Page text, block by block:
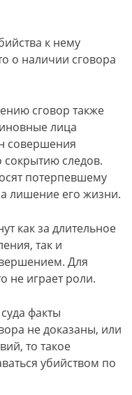
к нему
о наличии сговора
сговор также
лица
совершения
сокрытию следов.
потерпевшему
лишение его жизни.
как за длительное
так и
Для
не играет роли.
факты
не доказаны, или
то такое
убийством по